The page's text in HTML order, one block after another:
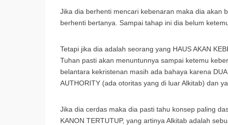
Jika dia berhenti mencari kebenaran maka dia akan
berhenti bertanya. Sampai tahap ini dia belum
Tetapi jika dia adalah seorang yang HAUS AKAN
Tuhan pasti akan menuntunnya sampai ketemu
belantara kekristenan masih ada bahaya karena
AUTHORITY (ada otoritas yang di luar Alkitab) dan
Jika dia cerdas maka dia pasti tahu konsep paling
KANON TERTUTUP, yang artinya Alkitab adalah